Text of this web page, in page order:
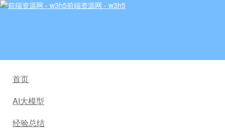
前端资源网 - w3h5
首页
AI大模型
经验总结